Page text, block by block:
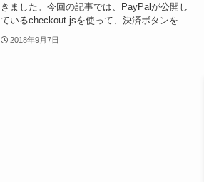
きました。今回の記事では、PayPalが公開し
ているcheckout.jsを使って、決済ボタンを...
2018年9月7日